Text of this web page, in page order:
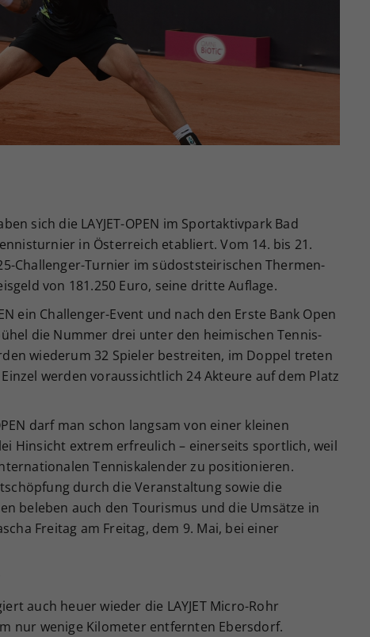
sich die LAYJET-OPEN im Sportaktivpark Bad
in Österreich etabliert. Vom 14. bis 21.
Challenger-Turnier im südoststeirischen Thermen-
von 181.250 Euro, seine dritte Auflage.
ein Challenger-Event und nach den Erste Bank Open
die Nummer drei unter den heimischen Tennis-
wiederum 32 Spieler bestreiten, im Doppel treten
werden voraussichtlich 24 Akteure auf dem Platz
darf man schon langsam von einer kleinen
Hinsicht extrem erfreulich – einerseits sportlich, weil
Tenniskalender zu positionieren.
durch die Veranstaltung sowie die
beleben auch den Tourismus und die Umsätze in
Freitag am Freitag, dem 9. Mai, bei einer
auch heuer wieder die LAYJET Micro-Rohr
nur wenige Kilometer entfernten Ebersdorf.
Webseiten-Betreiber dies eingestellt hat.